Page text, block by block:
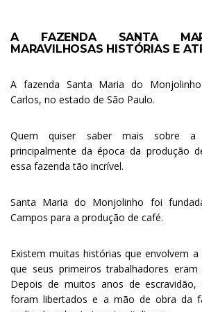
A FAZENDA SANTA
MARAVILHOSAS HISTÓRIAS E
A fazenda Santa Maria do
Carlos, no estado de São Paulo.
Quem quiser saber mais sobre a
principalmente da época da produção
essa fazenda tão incrível.
Santa Maria do Monjolinho foi
Campos para a produção de café.
Existem muitas histórias que envolvem
que seus primeiros trabalhadores eram
Depois de muitos anos de
foram libertados e a mão de obra da